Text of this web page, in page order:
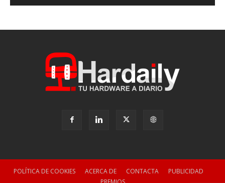
POLÍTICA DE COOKIES ACERCA DE CONTACTA
PUBLICIDAD